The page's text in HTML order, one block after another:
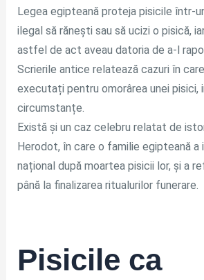
Legea egipteană proteja pisicile într-
ilegal să rănești sau să ucizi o pisică,
astfel de act aveau datoria de a-l
Scrierile antice relatează cazuri în
executați pentru omorârea unei pisici,
circumstanțe.
Există și un caz celebru relatat de
Herodot, în care o familie egipteană a
național după moartea pisicii lor, și a
până la finalizarea ritualurilor funerare.
Pisicile ca